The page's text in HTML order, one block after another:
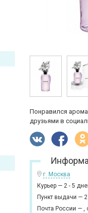
Понравился
друзьями в
г. Москва
Курьер — 2 - 5
Пункт выдачи —
Почта России — ,